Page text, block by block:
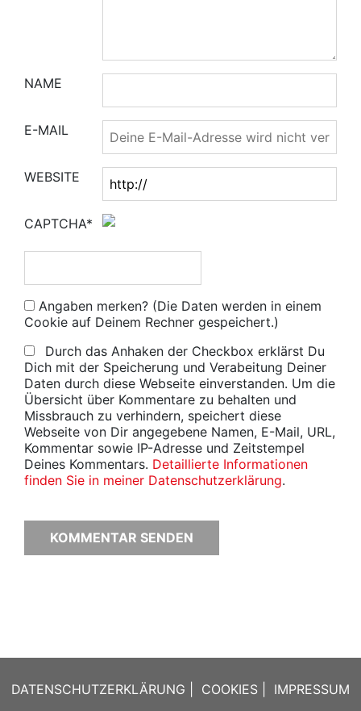
NAME
E-MAIL
WEBSITE
CAPTCHA*
Angaben merken? (Die Daten werden in einem
Cookie auf Deinem Rechner gespeichert.)
Durch das Anhaken der Checkbox erklärst Du
Dich mit der Speicherung und Verabeitung Deiner
Daten durch diese Webseite einverstanden. Um die
Übersicht über Kommentare zu behalten und
Missbrauch zu verhindern, speichert diese
Webseite von Dir angegebene Namen, E-Mail, URL,
Kommentar sowie IP-Adresse und Zeitstempel
Deines Kommentars. Detaillierte Informationen
finden Sie in meiner Datenschutzerklärung.
DATENSCHUTZERKLÄRUNG COOKIES IMPRESSUM